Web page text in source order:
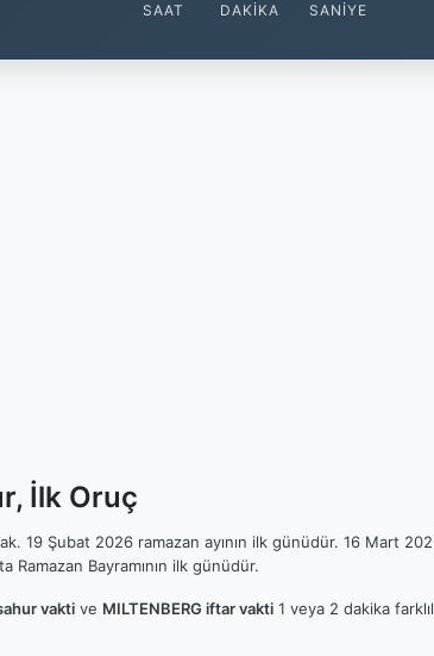
SAAT DAKIKA SANIYE
İlk Oruç
19 Şubat 2026 ramazan ayının ilk günüdür. 16 Mart
Bayramının ilk günüdür.
vakti ve MILTENBERG iftar vakti 1 veya 2 dakika